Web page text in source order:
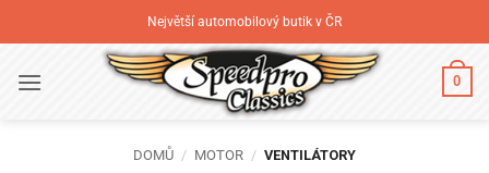
na
Největší automobilový butik v ČR
0
DOMŮ / MOTOR / VENTILÁTORY